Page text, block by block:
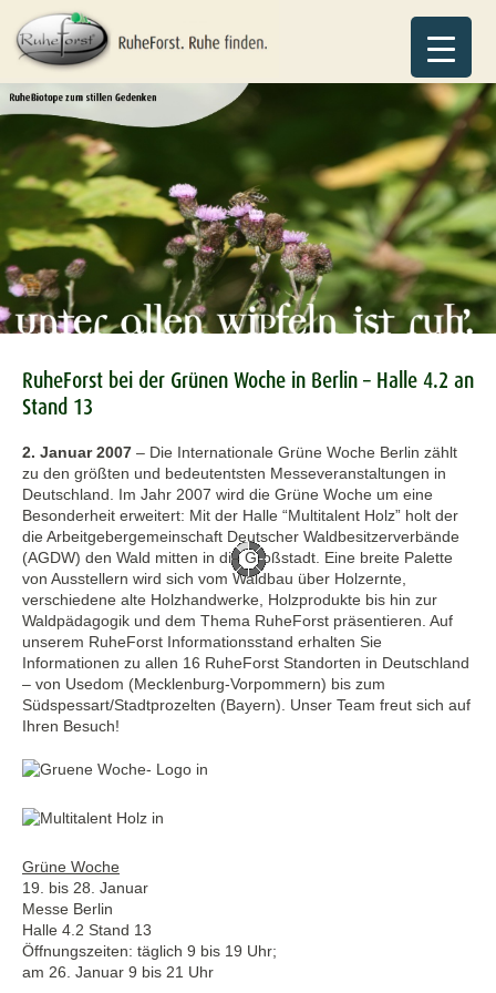
RuheForst bei der Grünen Woche in Berlin – Halle 4.2 an
Stand 13
2. Januar 2007 – Die Internationale Grüne Woche Berlin zählt
zu den größten und bedeutentsten Messeveranstaltungen in
Deutschland. Im Jahr 2007 wird die Grüne Woche um eine
Besonderheit erweitert: Mit der Halle “Multitalent Holz” holt der
die Arbeitgebergemeinschaft Deutscher Waldbesitzerverbände
(AGDW) den Wald mitten in die Großstadt. Eine breite Palette
von Ausstellern wird sich vom Waldbau über Holzernte,
verschiedene alte Holzhandwerke, Holzprodukte bis hin zur
Waldpädagogik und dem Thema RuheForst präsentieren. Auf
unserem RuheForst Informationsstand erhalten Sie
Informationen zu allen 16 RuheForst Standorten in Deutschland
– von Usedom (Mecklenburg-Vorpommern) bis zum
Südspessart/Stadtprozelten (Bayern). Unser Team freut sich auf
Ihren Besuch!
Grüne Woche
19. bis 28. Januar
Messe Berlin
Halle 4.2 Stand 13
Öffnungszeiten: täglich 9 bis 19 Uhr;
am 26. Januar 9 bis 21 Uhr